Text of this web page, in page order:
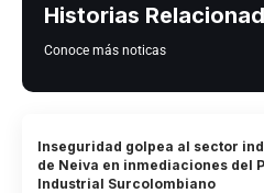
Historias
Conoce más noticas
Inseguridad golpea al sector
de Neiva en inmediaciones del
Industrial Surcolombiano